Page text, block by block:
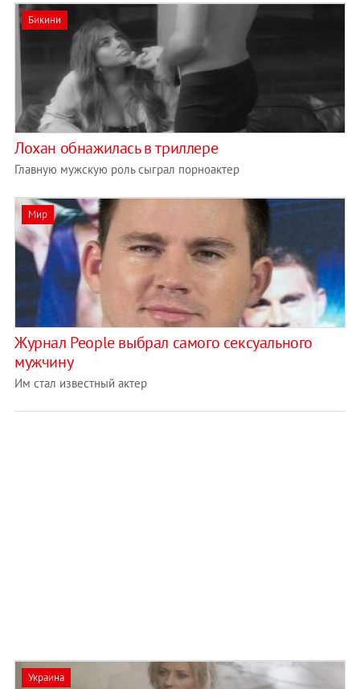
Бикини
Лохан обнажилась в триллере
Главную мужскую роль сыграл порноактер
Мир
Журнал People выбрал самого сексуального
мужчину
Им стал известный актер
Украина